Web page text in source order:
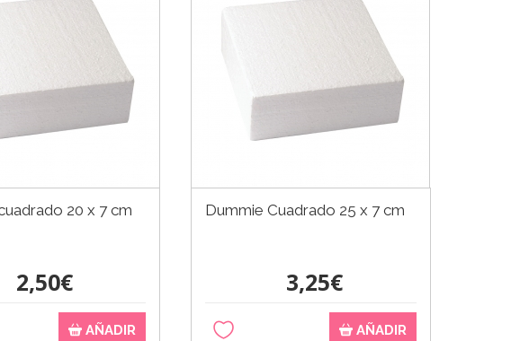
20 x 7 cm
2,50€
AÑADIR
Dummie Cuadrado 25 x 7 cm
3,25€
AÑADIR